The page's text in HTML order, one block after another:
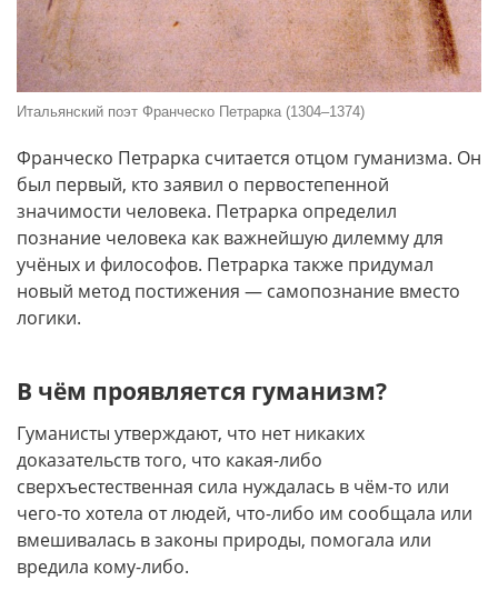
Итальянский поэт Франческо Петрарка (1304–1374)
Франческо Петрарка считается отцом гуманизма. Он
был первый, кто заявил о первостепенной
значимости человека. Петрарка определил
познание человека как важнейшую дилемму для
учёных и философов. Петрарка также придумал
новый метод постижения — самопознание вместо
логики.
В чём проявляется гуманизм?
Гуманисты утверждают, что нет никаких
доказательств того, что какая-либо
сверхъестественная сила нуждалась в чём-то или
чего-то хотела от людей, что-либо им сообщала или
вмешивалась в законы природы, помогала или
вредила кому-либо.